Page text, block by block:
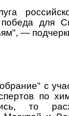
победа для
—
с
по
то